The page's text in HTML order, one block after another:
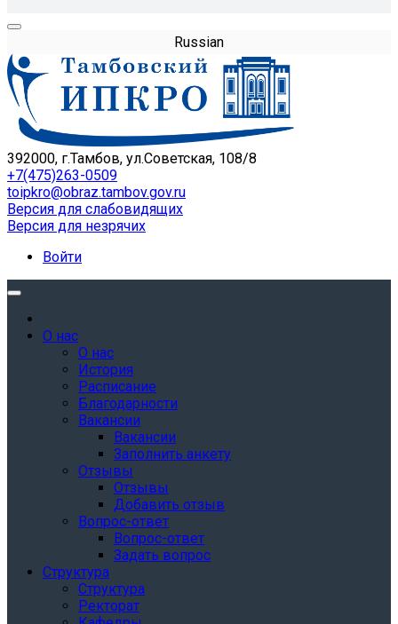
Russian
392000, г.Тамбов, ул.Советская, 108/8
+7(475)263-0509
toipkro@obraz.tambov.gov.ru
Версия для слабовидящих
Версия для незрячих
Войти
О нас
О нас
История
Расписание
Благодарности
Вакансии
Вакансии
Заполнить анкету
Отзывы
Отзывы
Добавить отзыв
Вопрос-ответ
Вопрос-ответ
Задать вопрос
Структура
Структура
Ректорат